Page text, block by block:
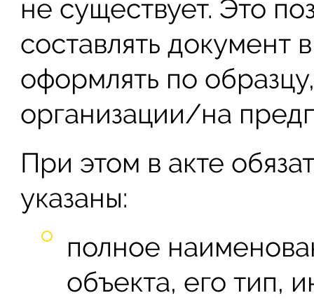
не существует. Это
составлять документ
оформлять по
организации/на
При этом в акте
указаны:
полное
объекта, его тип,